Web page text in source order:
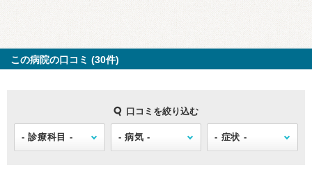
この病院の口コミ (30件)
口コミを絞り込む